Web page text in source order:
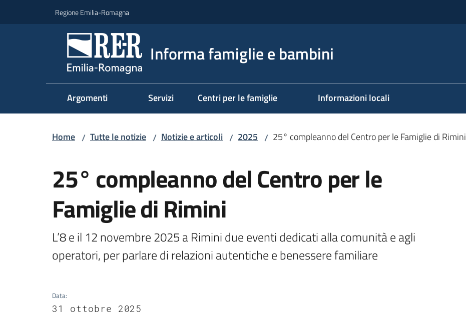
Regione Emilia-Romagna
Informa famiglie e bambini
Argomenti Servizi Centri per le famiglie Informazioni locali
Home / Tutte le notizie / Notizie e articoli / 2025 / 25° compleanno del Centro per le Famiglie di Rimini
25° compleanno del Centro per le
Famiglie di Rimini
L’8 e il 12 novembre 2025 a Rimini due eventi dedicati alla comunità e agli
operatori, per parlare di relazioni autentiche e benessere familiare
Data:
31 ottobre 2025